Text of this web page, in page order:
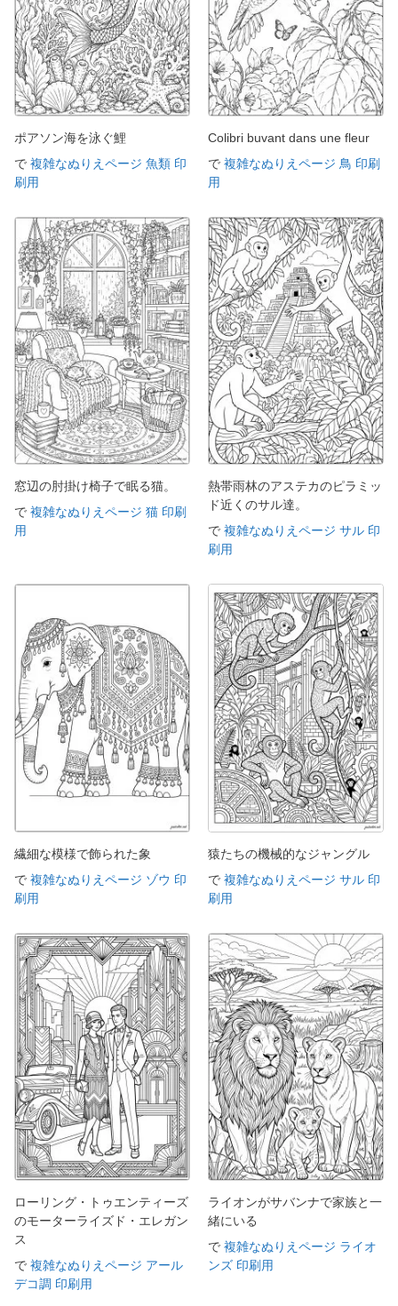
ポアソン海を泳ぐ鯉
で 複雑なぬりえページ 魚類 印
刷用
Colibri buvant dans une fleur
で 複雑なぬりえページ 鳥 印刷
用
窓辺の肘掛け椅子で眠る猫。
で 複雑なぬりえページ 猫 印刷
用
熱帯雨林のアステカのピラミッ
ド近くのサル達。
で 複雑なぬりえページ サル 印
刷用
繊細な模様で飾られた象
で 複雑なぬりえページ ゾウ 印
刷用
猿たちの機械的なジャングル
で 複雑なぬりえページ サル 印
刷用
ローリング・トゥエンティーズ
のモーターライズド・エレガン
ス
で 複雑なぬりえページ アール
デコ調 印刷用
ライオンがサバンナで家族と一
緒にいる
で 複雑なぬりえページ ライオ
ンズ 印刷用